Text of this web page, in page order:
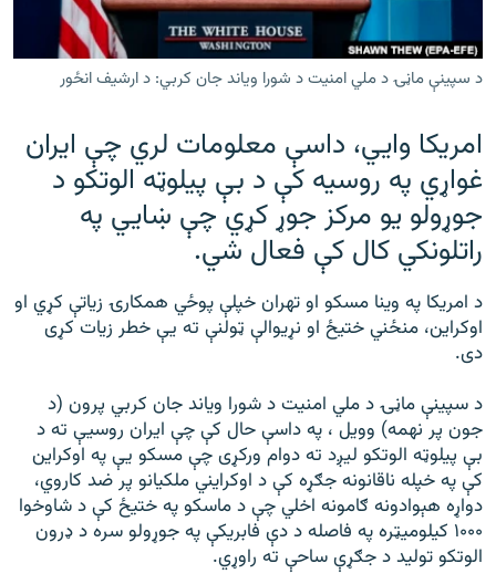
Gandhara
موږ وڅارئ
د ازادې اروپا راډیو ټولې ووبپاڼې
د سپينې ماڼۍ د ملي امنيت د شورا وياند جان کربي: د ارشیف انځور
امریکا وايي، داسې معلومات لري چې ایران
غواړي په روسیه کې د بې پیلوټه الوتکو د
جوړولو یو مرکز جوړ کړي چې ښايي په
راتلونکي کال کې فعال شي.
د امریکا په وینا مسکو او تهران خپلې پوځي همکارۍ زیاتې کړي او
اوکراین، منځني ختیځ او نړیوالې ټولنې ته یې خطر زیات کړی
دی.
د سپينې ماڼۍ د ملي امنيت د شورا وياند جان کربي پرون (د
جون پر نهمه) وویل ، په داسې حال کې چې ايران روسيې ته د
بې پيلوټه الوتکو لیږد ته دوام ورکړی چې مسکو يې په اوکراين
کې په خپله ناقانونه جګړه کې د اوکرايني ملکيانو پر ضد کاروي،
دواړه هېوادونه ګامونه اخلي چې د ماسکو په ختیځ کې د شاوخوا
۱۰۰۰ کیلومیټره په فاصله د دې فابریکې په جوړولو سره د ډرون
الوتکو تولید د جګړې ساحې ته راوړي.